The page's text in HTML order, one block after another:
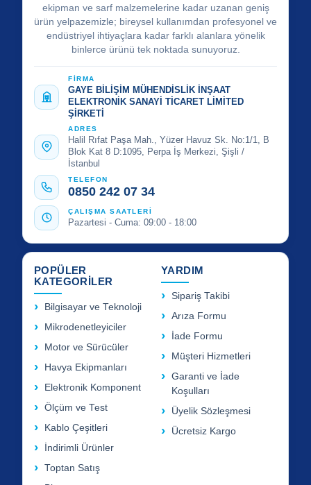
ekipman ve sarf malzemelerine kadar uzanan geniş
ürün yelpazemizle; bireysel kullanımdan profesyonel ve
endüstriyel ihtiyaçlara kadar farklı alanlara yönelik
binlerce ürünü tek noktada sunuyoruz.
FİRMA
GAYE BİLİŞİM MÜHENDİSLİK İNŞAAT
ELEKTRONİK SANAYİ TİCARET LİMİTED
ŞİRKETİ
ADRES
Halil Rıfat Paşa Mah., Yüzer Havuz Sk. No:1/1, B
Blok Kat 8 D:1095, Perpa İş Merkezi, Şişli /
İstanbul
TELEFON
0850 242 07 34
ÇALIŞMA SAATLERİ
Pazartesi - Cuma: 09:00 - 18:00
POPÜLER
KATEGORİLER
Bilgisayar ve Teknoloji
Mikrodenetleyiciler
Motor ve Sürücüler
Havya Ekipmanları
Elektronik Komponent
Ölçüm ve Test
Kablo Çeşitleri
İndirimli Ürünler
Toptan Satış
YARDIM
Sipariş Takibi
Arıza Formu
İade Formu
Müşteri Hizmetleri
Garanti ve İade
Koşulları
Üyelik Sözleşmesi
Ücretsiz Kargo